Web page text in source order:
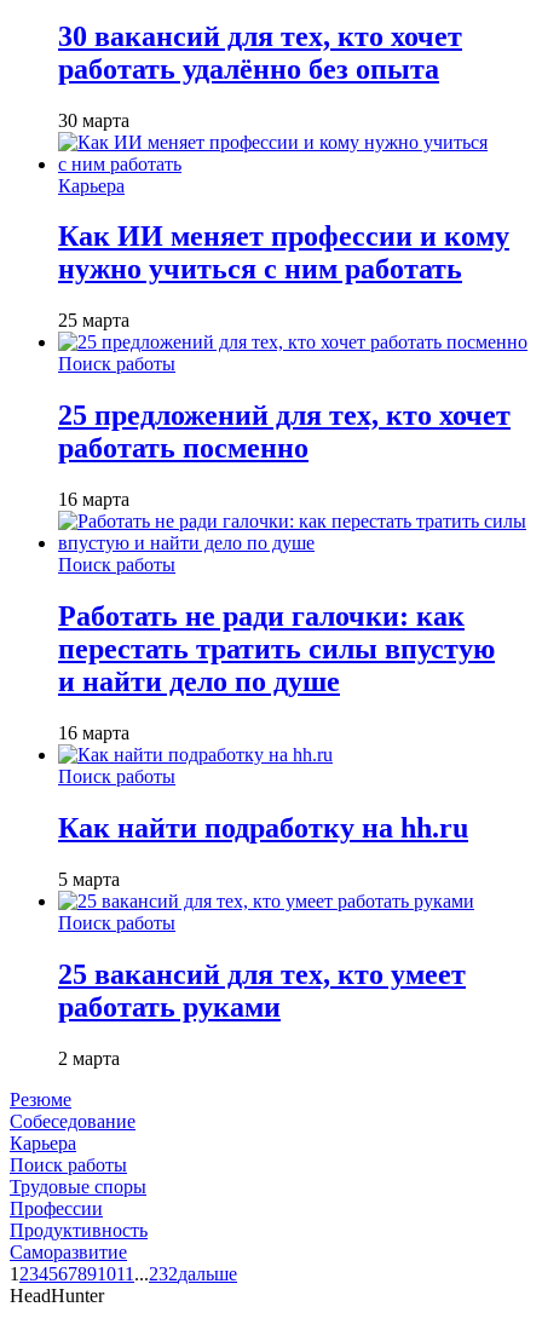
30 вакансий для тех, кто хочет
работать удалённо без опыта
30 марта
Карьера
Как ИИ меняет профессии и кому
нужно учиться с ним работать
25 марта
Поиск работы
25 предложений для тех, кто хочет
работать посменно
16 марта
Поиск работы
Работать не ради галочки: как
перестать тратить силы впустую
и найти дело по душе
16 марта
Поиск работы
Как найти подработку на hh.ru
5 марта
Поиск работы
25 вакансий для тех, кто умеет
работать руками
2 марта
Резюме
Собеседование
Карьера
Поиск работы
Трудовые споры
Профессии
Продуктивность
Саморазвитие
1 234567891011 ...232дальше
HeadHunter